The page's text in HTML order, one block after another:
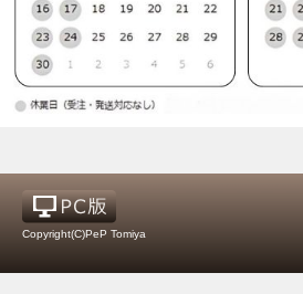
Copyright(C)PeP Tomiya